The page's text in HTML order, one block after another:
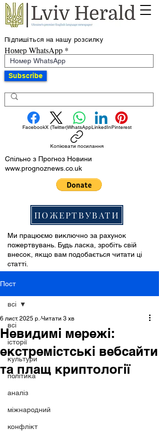
Підпишіться на нашу розсилку
Номер WhatsApp
Subscribe
FacebookX (Twitter)WhatsAppLinkedInPinterest
Копіювати посилання
Спільно з Прогноз Новини
www.prognoznews.co.uk
ПОЖЕРТВУВАТИ
Ми працюємо виключно за рахунок
пожертвувань. Будь ласка, зробіть свій
внесок, якщо вам подобається читати ці
статті.
Пост
всі
історії
культури
політика
аналіз
міжнародний
конфлікт
всі
Невидимі мережі:
екстремістські вебсайти
та плащ криптології
6 лист. 2025 р. Читати 3 хв